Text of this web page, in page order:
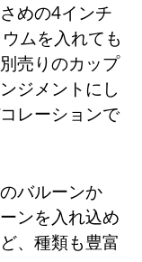
めの4インチ
ムを入れても
売りのカップ
ジメントにし
レーションで
バルーンか
ンを入れ込め
、種類も豊富